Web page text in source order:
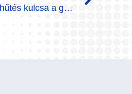
Gumibatch Off hűtővezeték: A hűtés kulcsa a gumigyártásban